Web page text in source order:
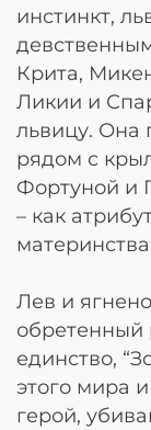
инстинкт,
Крита,
Ликии и
львицу. Она
рядом с
Фортуной и
– как
Лев и
обретенный
единство,
этого мира
герой,